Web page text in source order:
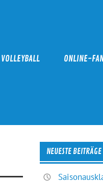
VOLLEYBALL ONLINE-
NEUESTE BEITRÄGE